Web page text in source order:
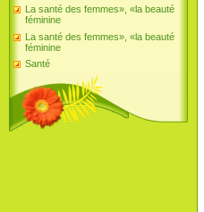
La santé des femmes», «la beauté
féminine
La santé des femmes», «la beauté
féminine
Santé